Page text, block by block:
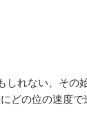
しれない、その
どの位の速度で